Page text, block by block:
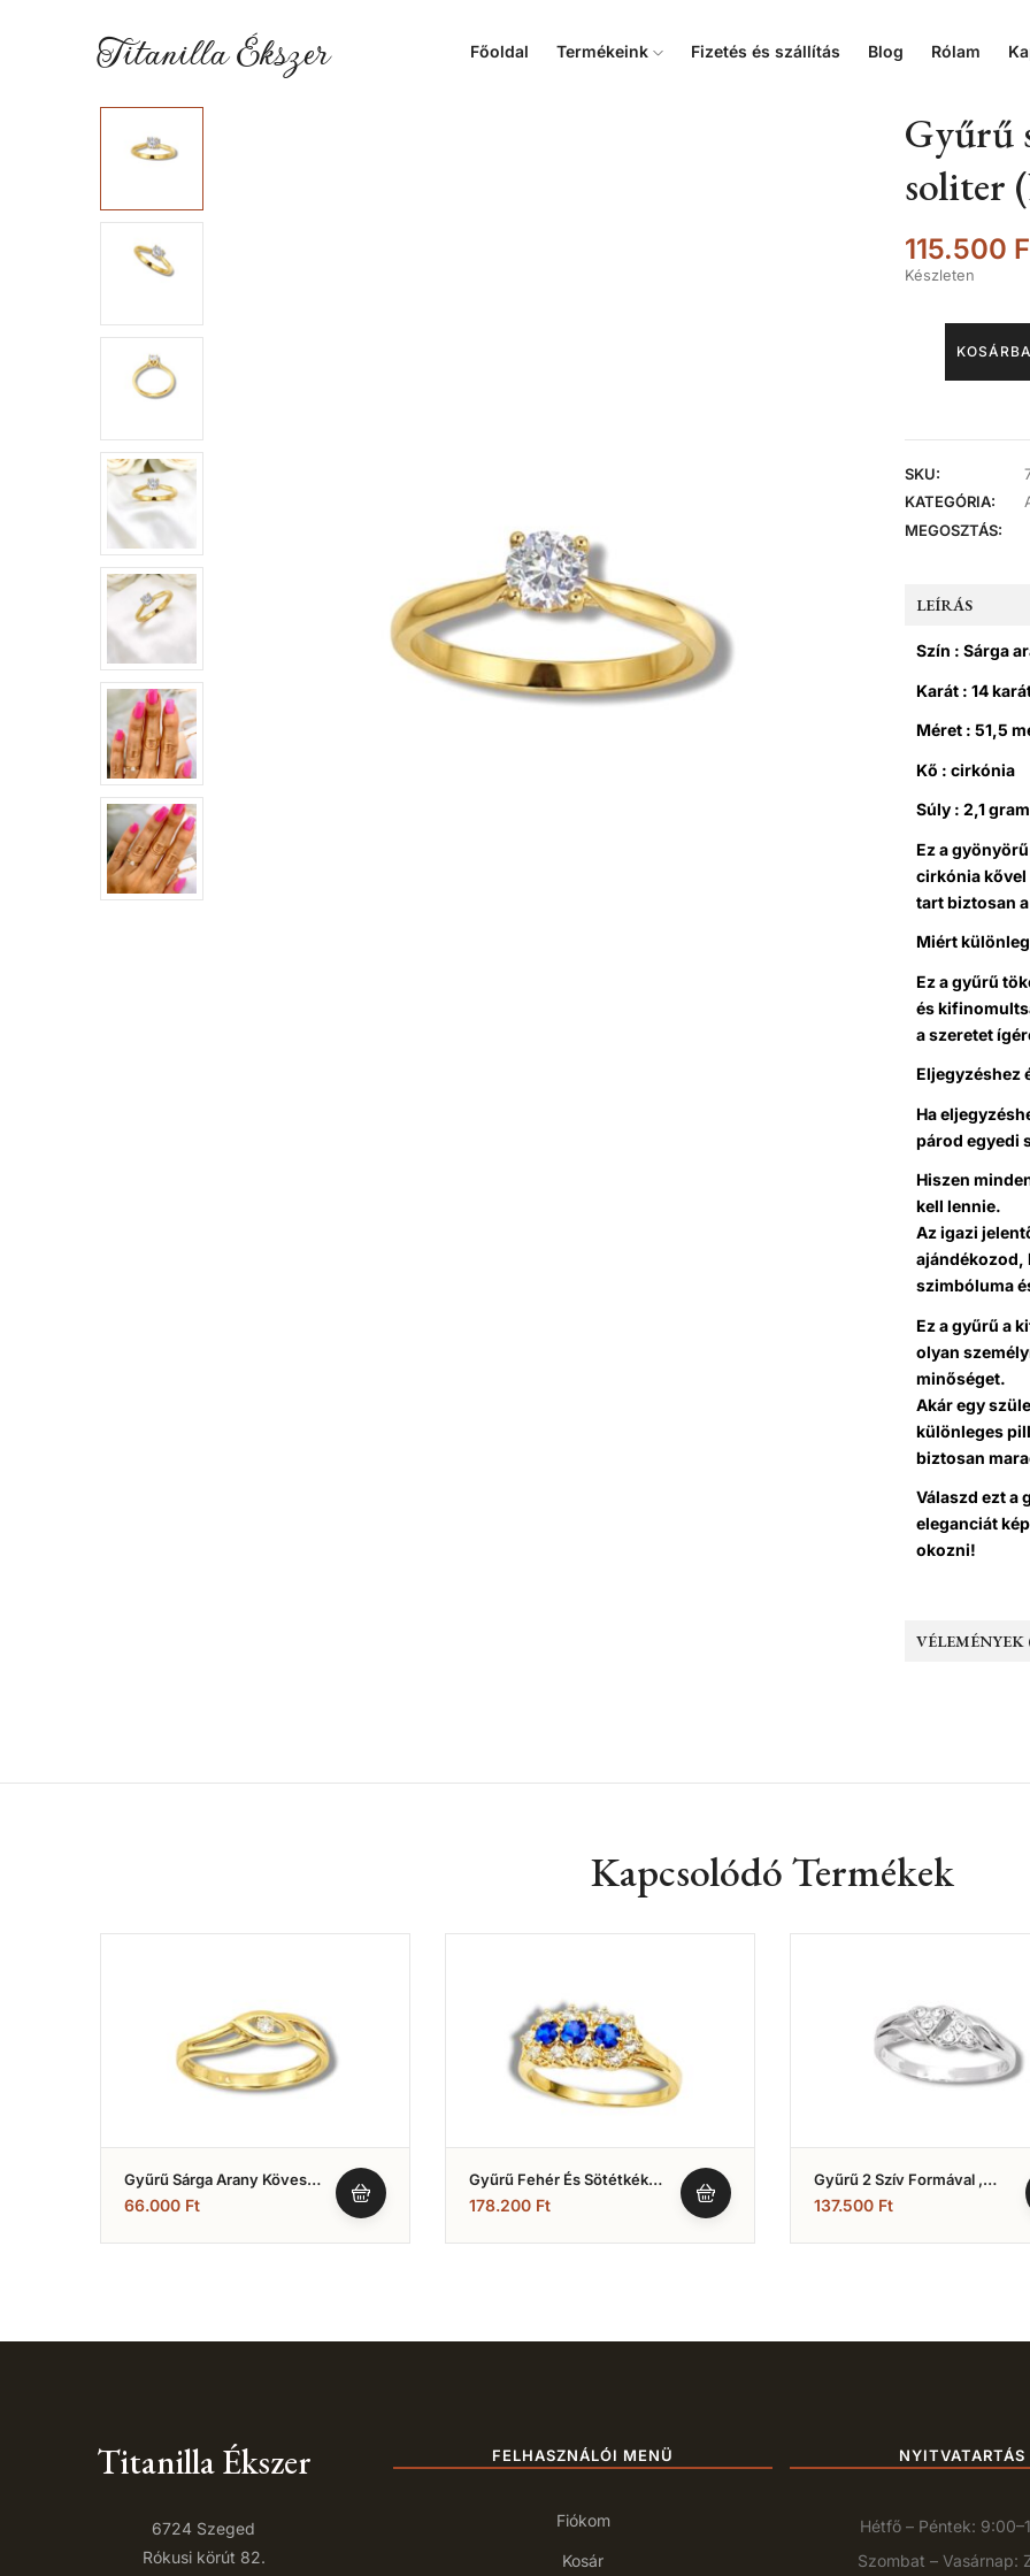
Titanilla Ékszer Főoldal Termékeink Fizetés és szállítás Blog Rólam
Gyűrű
soliter
115.500
Készleten
SKU:
KATEGÓRIA:
MEGOSZTÁS:
LEÍRÁS
Szín : Sárga
Karát : 14
Méret : 51,5
Kő : cirkónia
Súly : 2,1
Ez a
cirkónia kővel
tart biztosan
Miért
Ez a gyűrű
és
a szeretet
Eljegyzéshez
Ha
párod egyedi
Hiszen
kell lennie.
Az igazi
ajándékozod,
szimbóluma
Ez a gyűrű a
olyan
minőséget.
Akár egy
különleges
biztosan
Válaszd ezt a
eleganciát
okozni!
VÉLEMÉNYEK
Kapcsolódó Termékek
Gyűrű Sárga Arany Köves
(Nr.28)
66.000 Ft
Gyűrű Fehér És Sötétkék
Cirkónia Kövekkel (Nr.1)
178.200 Ft
Gyűrű 2 Szív Formával ,
Fehér Arany (Nr.9)
137.500 Ft
Titanilla Ékszer
6724 Szeged
Rókusi körút 82.
FELHASZNÁLÓI MENÜ
Fiókom
Kosár
NYITVATARTÁS
Hétfő – Péntek:
Szombat – Vasárnap: